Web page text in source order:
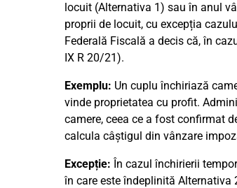
locuit (Alternativa 1) sau în anul
proprii de locuit, cu excepția
Federală Fiscală a decis că, în
IX R 20/21).
Exemplu: Un cuplu închiriază
vinde proprietatea cu profit.
camere, ceea ce a fost confirmat
calcula câștigul din vânzare
Excepție: În cazul închirierii
în care este îndeplinită Alternativa